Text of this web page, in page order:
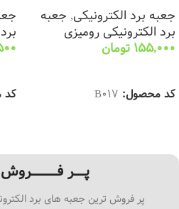
جعبه برد الکترونیکی, جعبه
برد الکترونیکی رومیزی
155,000 تومان
کد محصول: B017
پـــــر
پر فروش ترین جعبه های برد